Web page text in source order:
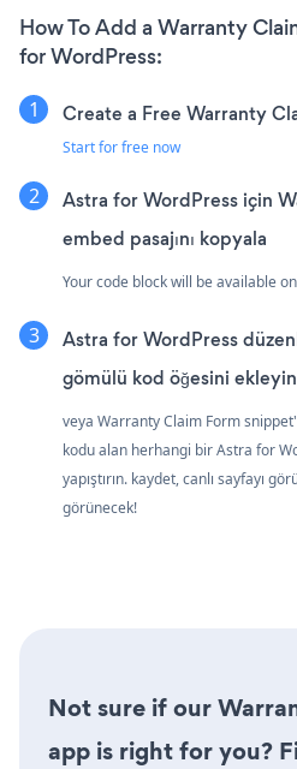
How To Add a Warranty
for WordPress:
Create a Free Warranty
Start for free now
Astra for WordPress için
embed pasajını kopyala
Your code block will be available
Astra for WordPress
gömülü kod öğesini ekleyin
veya Warranty Claim Form
kodu alan herhangi bir Astra for
yapıştırın. kaydet, canlı sayfayı
görünecek!
Not sure if our
app is right for you?